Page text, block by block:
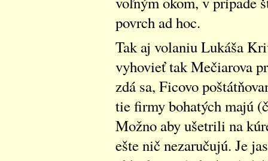
povrch ad hoc.
Tak aj volaniu Lukáša
vyhovieť tak Mečiarova
zdá sa, Ficovo
tie firmy bohatých majú
Možno aby ušetrili na
ešte nič nezaručujú. Je